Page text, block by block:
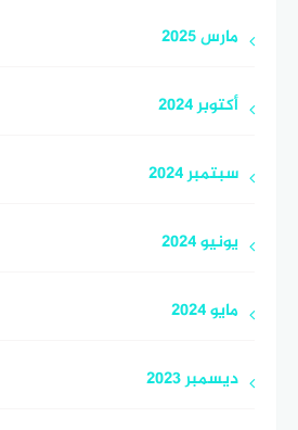
مارس 2025
أكتوبر 2024
سبتمبر 2024
يونيو 2024
مايو 2024
ديسمبر 2023